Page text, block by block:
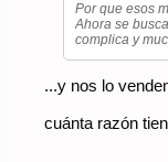
Por que esos
Ahora se
complica y
...y nos lo
cuánta razón